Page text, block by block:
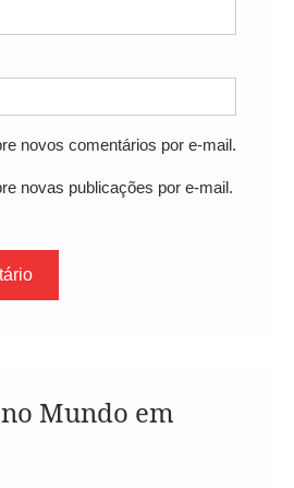
novos comentários por e-mail.
novas publicações por e-mail.
Mundo em